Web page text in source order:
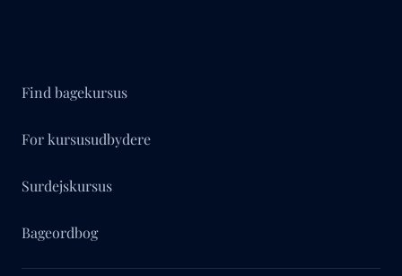
Find bagekursus
For kursusudbydere
Surdejskursus
Bageordbog